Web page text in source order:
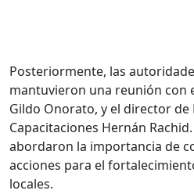
Posteriormente, las
mantuvieron una reunión con
Gildo Onorato, y el director
Capacitaciones Hernán
abordaron la importancia de
acciones para el
locales.